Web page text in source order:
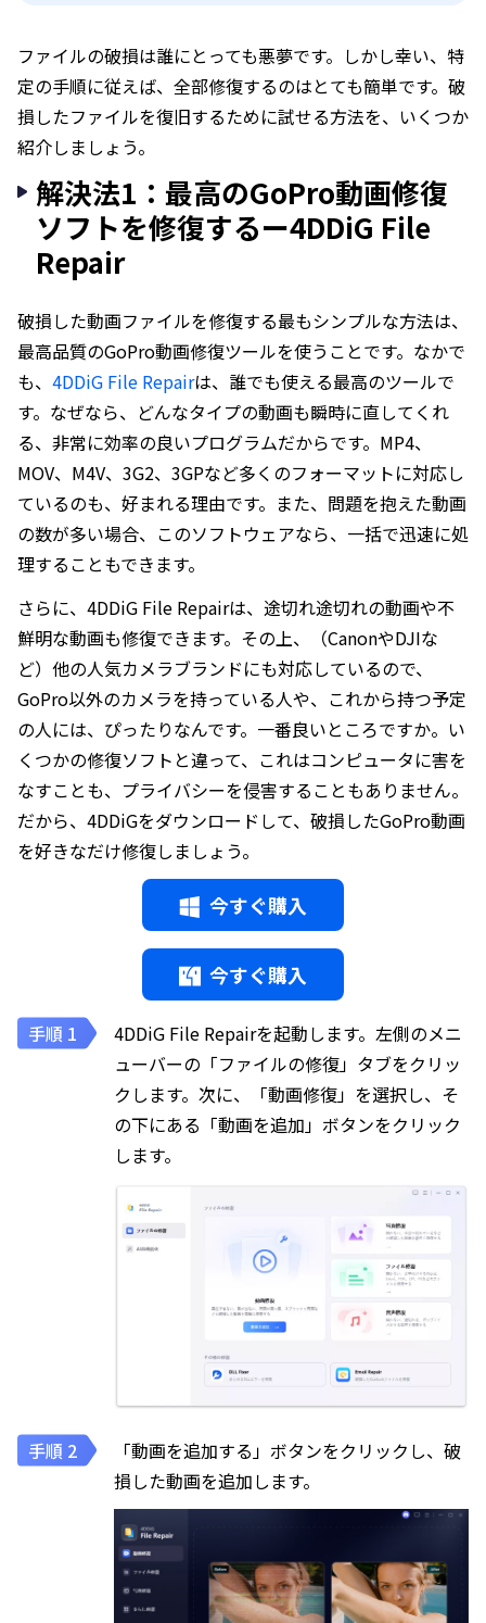
ファイルの破損は誰にとっても悪夢です。しかし幸い、特
定の手順に従えば、全部修復するのはとても簡単です。破
損したファイルを復旧するために試せる方法を、いくつか
紹介しましょう。
解決法1：最高のGoPro動画修復
ソフトを修復するー4DDiG File
Repair
破損した動画ファイルを修復する最もシンプルな方法は、
最高品質のGoPro動画修復ツールを使うことです。なかで
も、 4DDiG File Repairは、誰でも使える最高のツールで
す。なぜなら、どんなタイプの動画も瞬時に直してくれ
る、非常に効率の良いプログラムだからです。MP4、
MOV、M4V、3G2、3GPなど多くのフォーマットに対応し
ているのも、好まれる理由です。また、問題を抱えた動画
の数が多い場合、このソフトウェアなら、一括で迅速に処
理することもできます。
さらに、4DDiG File Repairは、途切れ途切れの動画や不
鮮明な動画も修復できます。その上、（CanonやDJIな
ど）他の人気カメラブランドにも対応しているので、
GoPro以外のカメラを持っている人や、これから持つ予定
の人には、ぴったりなんです。一番良いところですか。い
くつかの修復ソフトと違って、これはコンピュータに害を
なすことも、プライバシーを侵害することもありません。
だから、4DDiGをダウンロードして、破損したGoPro動画
を好きなだけ修復しましょう。
今すぐ購入
今すぐ購入
4DDiG File Repairを起動します。左側のメニ
ューバーの「ファイルの修復」タブをクリッ
クします。次に、「動画修復」を選択し、そ
の下にある「動画を追加」ボタンをクリック
します。
「動画を追加する」ボタンをクリックし、破
損した動画を追加します。